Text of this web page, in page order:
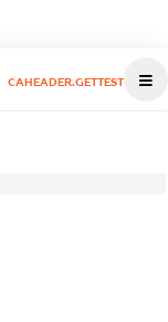
CAHEADER.GETTEST